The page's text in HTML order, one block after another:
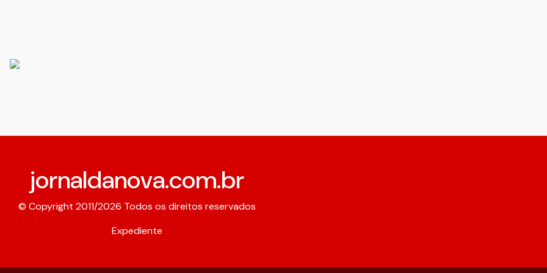
jornaldanova.com.br
© Copyright 2011/2026 Todos os direitos reservados
Expediente